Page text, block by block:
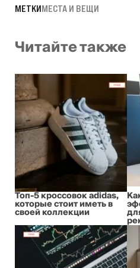
МЕТКИМЕСТА И ВЕЩИ
Читайте также
Топ-5 кроссовок adidas,
которые стоит иметь в
своей коллекции